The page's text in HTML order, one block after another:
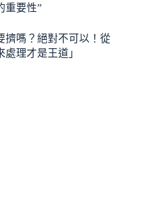
重要性”
擠嗎？絕對不可以！從
理才是王道」